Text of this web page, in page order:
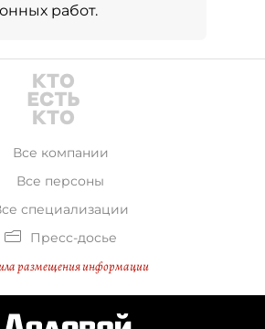
работ.
Все компании
Все персоны
специализации
Пресс-досье
размещения информации